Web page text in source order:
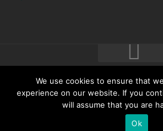
2026 progressmedia Verlag &
Landstraße 62 • 01324
We use cookies to ensure that
experience on our website. If you
will assume that you are
Ok